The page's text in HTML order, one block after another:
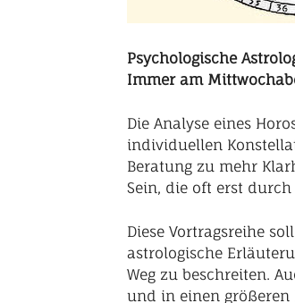
Psychologische
Immer am
Die Analyse eines
individuellen
Beratung zu mehr
Sein, die oft erst
Diese Vortragsreihe
astrologische
Weg zu beschreiten.
und in einen größeren